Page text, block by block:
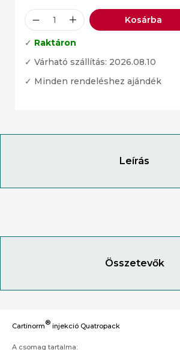
Kosárba
✓ Raktáron
✓ Várható szállítás: 2026.08.10
✓ Minden rendeléshez ajándék
Leírás
Összetevők
Cartinorm® injekció Quatropack
A csomag tartalma: